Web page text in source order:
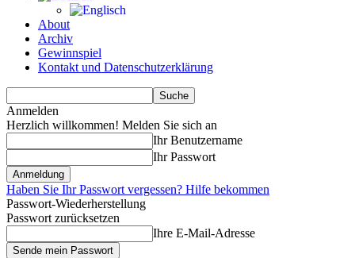
About
Archiv
Gewinnspiel
Kontakt und Datenschutzerklärung
Anmelden
Herzlich willkommen! Melden Sie sich an
Ihr Benutzername
Ihr Passwort
Haben Sie Ihr Passwort vergessen? Hilfe bekommen
Passwort-Wiederherstellung
Passwort zurücksetzen
Ihre E-Mail-Adresse